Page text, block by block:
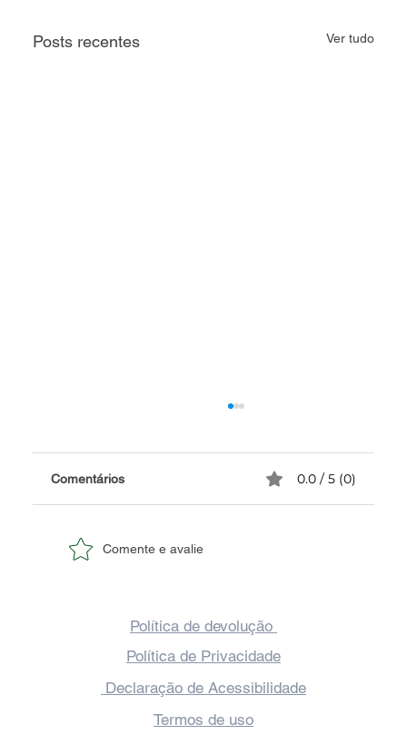
Posts recentes Ver tudo
✅ Quadrinho de Casamento
Personalizado com Caricatura.
Comentários 0.0 / 5 (0)
Comente e avalie
Política de devolução
Política de Privacidade
Declaração de Acessibilidade
Termos de uso